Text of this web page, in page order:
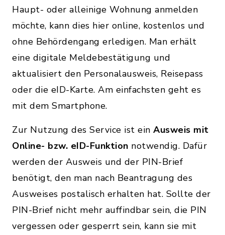
Haupt- oder alleinige Wohnung anmelden
möchte, kann dies hier online, kostenlos und
ohne Behördengang erledigen. Man erhält
eine digitale Meldebestätigung und
aktualisiert den Personalausweis, Reisepass
oder die eID-Karte. Am einfachsten geht es
mit dem Smartphone.
Zur Nutzung des Service ist ein Ausweis mit
Online- bzw. eID-Funktion notwendig. Dafür
werden der Ausweis und der PIN-Brief
benötigt, den man nach Beantragung des
Ausweises postalisch erhalten hat. Sollte der
PIN-Brief nicht mehr auffindbar sein, die PIN
vergessen oder gesperrt sein, kann sie mit